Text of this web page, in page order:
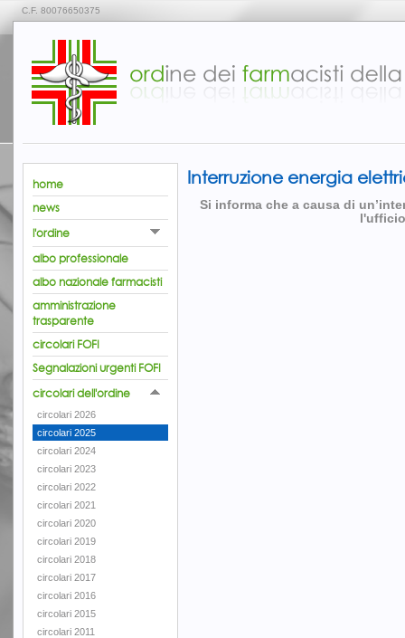
C.F. 80076650375
home
news
l'ordine
albo professionale
albo nazionale farmacisti
amministrazione
trasparente
circolari FOFI
Segnalazioni urgenti FOFI
circolari dell'ordine
circolari 2026
circolari 2025
circolari 2024
circolari 2023
circolari 2022
circolari 2021
circolari 2020
circolari 2019
circolari 2018
circolari 2017
circolari 2016
circolari 2015
circolari 2011
Interruzione energia
Si informa che a causa di